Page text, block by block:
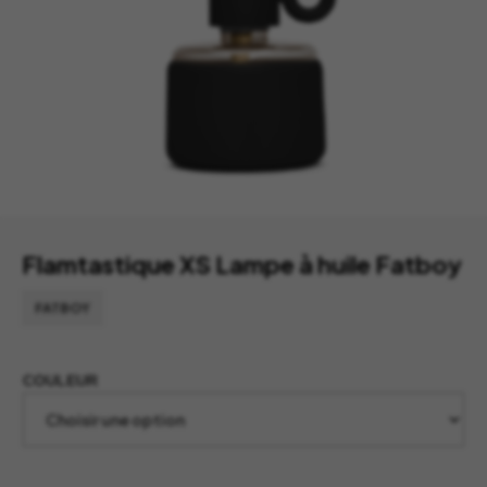
Flamtastique XS Lampe à huile Fatboy
FATBOY
COULEUR